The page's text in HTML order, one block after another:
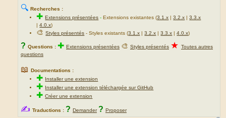
🔍 Recherches :
✚Extensions présentées -Extensions existantes (3.1.x |3.2.x |3.3.x
|4.0.x)
🎨Styles présentés - Styles existants (3.1.x |3.2.x |3.3.x |4.0.x)
? Questions : ✚ Extensions présentées 🎨 Styles présentés ★ Toutes autres
questions
📖 Documentations :
✚ Installer une extension
✚ Installer une extension téléchargée sur GitHub
✚Créer une extension
✍ Traductions : ? Demander ? Proposer